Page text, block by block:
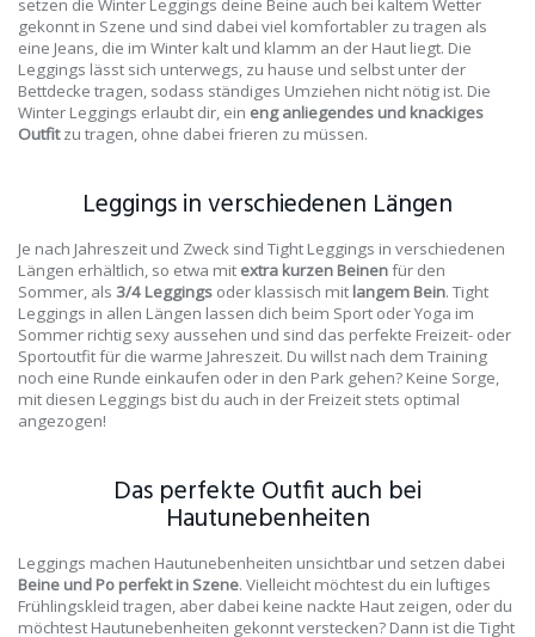
setzen die Winter Leggings deine Beine auch bei kaltem Wetter
gekonnt in Szene und sind dabei viel komfortabler zu tragen als
eine Jeans, die im Winter kalt und klamm an der Haut liegt. Die
Leggings lässt sich unterwegs, zu hause und selbst unter der
Bettdecke tragen, sodass ständiges Umziehen nicht nötig ist. Die
Winter Leggings erlaubt dir, ein eng anliegendes und knackiges
Outfitzu tragen, ohne dabei frieren zu müssen.
Leggings in verschiedenen Längen
Je nach Jahreszeit und Zweck sind Tight Leggings in verschiedenen
Längen erhältlich, so etwa mit extra kurzen Beinenfür den
Sommer, als 3/4 Leggings oder klassisch mit langem Bein. Tight
Leggings in allen Längen lassen dich beim Sport oder Yoga im
Sommer richtig sexy aussehen und sind das perfekte Freizeit- oder
Sportoutfit für die warme Jahreszeit. Du willst nach dem Training
noch eine Runde einkaufen oder in den Park gehen? Keine Sorge,
mit diesen Leggings bist du auch in der Freizeit stets optimal
angezogen!
Das perfekte Outfit auch bei
Hautunebenheiten
Leggings machen Hautunebenheiten unsichtbar und setzen dabei
Beine und Po perfekt in Szene. Vielleicht möchtest du ein luftiges
Frühlingskleid tragen, aber dabei keine nackte Haut zeigen, oder du
möchtest Hautunebenheiten gekonnt verstecken? Dann ist die Tight